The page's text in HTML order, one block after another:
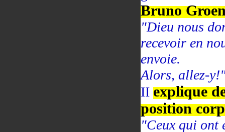
Bruno
"Dieu nous
recevoir en
envoie.
Alors, allez-
II explique
position
"Ceux qui ont